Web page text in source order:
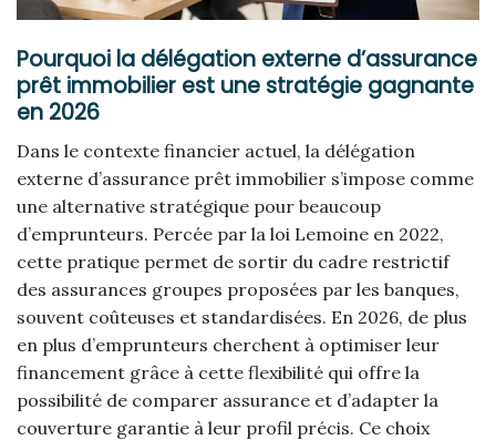
Pourquoi la délégation externe d’assurance
prêt immobilier est une stratégie gagnante
en 2026
Dans le contexte financier actuel, la délégation
externe d’assurance prêt immobilier s’impose comme
une alternative stratégique pour beaucoup
d’emprunteurs. Percée par la loi Lemoine en 2022,
cette pratique permet de sortir du cadre restrictif
des assurances groupes proposées par les banques,
souvent coûteuses et standardisées. En 2026, de plus
en plus d’emprunteurs cherchent à optimiser leur
financement grâce à cette flexibilité qui offre la
possibilité de comparer assurance et d’adapter la
couverture garantie à leur profil précis. Ce choix